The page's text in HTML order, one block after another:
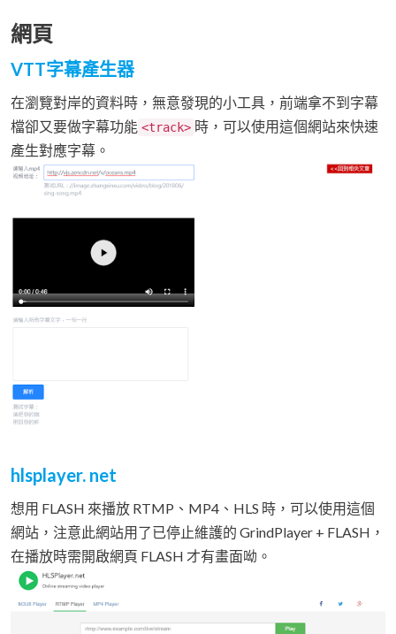
網頁
VTT字幕產生器
在瀏覽對岸的資料時，無意發現的小工具，前端拿不到字幕
檔卻又要做字幕功能 <track> 時，可以使用這個網站來快速
產生對應字幕。
hlsplayer. net
想用 FLASH 來播放 RTMP、MP4、HLS 時，可以使用這個
網站，注意此網站用了已停止維護的 GrindPlayer + FLASH，
在播放時需開啟網頁 FLASH 才有畫面呦。